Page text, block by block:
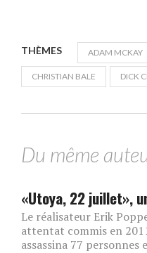
THÈMES ADAM MCKAY
CHRISTIAN BALE DICK
Du même
«Utoya, 22 juillet»,
Le réalisateur Erik
attentat commis en
assassina 77 personnes